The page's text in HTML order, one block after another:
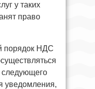
у таких
право
порядок НДС
следующего
уведомления,